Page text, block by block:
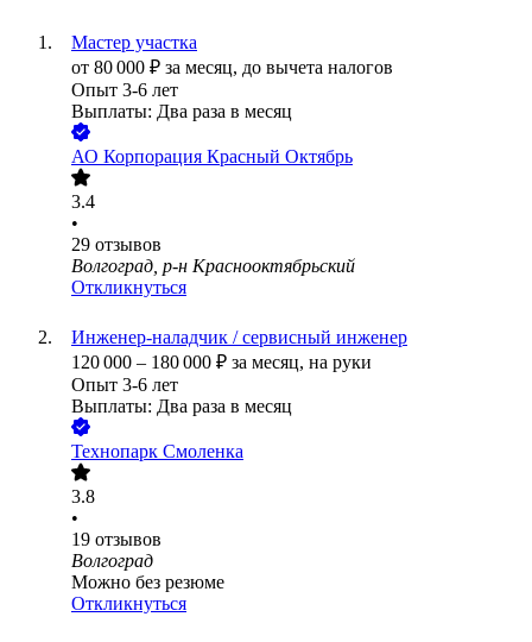
Мастер участка
от 80 000 ₽ за месяц, до вычета налогов
Опыт 3-6 лет
Выплаты: Два раза в месяц
АО Корпорация Красный Октябрь
3.4
•
29 отзывов
Волгоград, р-н Краснооктябрьский
Откликнуться
Инженер-наладчик / сервисный инженер
120 000 – 180 000 ₽ за месяц, на руки
Опыт 3-6 лет
Выплаты: Два раза в месяц
Технопарк Смоленка
3.8
•
19 отзывов
Волгоград
Можно без резюме
Откликнуться